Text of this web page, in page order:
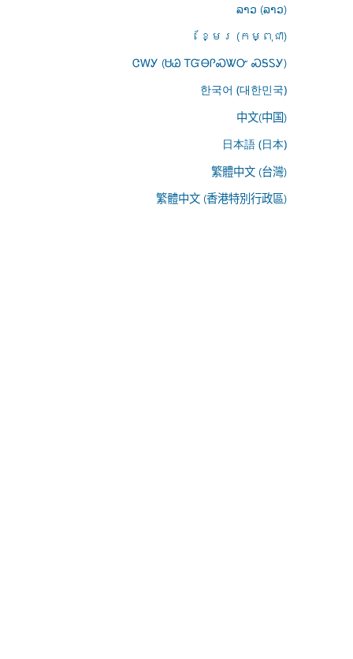
ລາວ (ລາວ)
ខ្មែរ (កម្ពុជា)
ᏣᎳᎩ (ᏌᏊ ᎢᏳᎾᎵᏍᏔᏅ ᏍᎦᏚᎩ)
한국어 (대한민국)
中文(中国)
日本語 (日本)
繁體中文 (台灣)
繁體中文 (香港特別行政區)